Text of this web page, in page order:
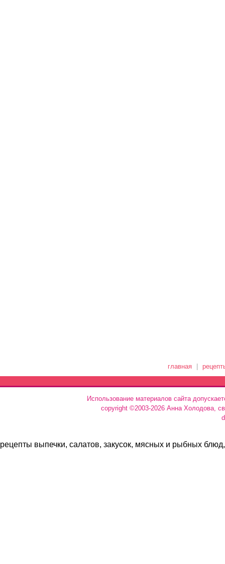
главная
Использование материалов сайта
copyright ©2003-2026 Анна Холодова,
рецепты выпечки, салатов, закусок, мясных и рыбных